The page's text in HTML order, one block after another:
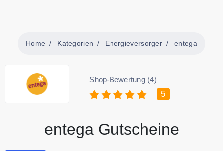
Home Kategorien Energieversorger entega
Shop-Bewertung (4)
5
entega Gutscheine